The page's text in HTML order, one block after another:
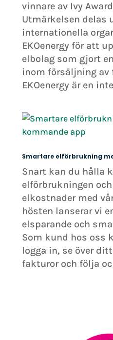
vinnare av Ivy
Utmärkelsen delas
internationella
EKOenergy för att
elbolag som gjort
inom försäljning av
EKOenergy är en
Smartare elförbrukning
Snart kan du hålla
elförbrukningen
elkostnader med
hösten lanserar vi
elsparande och
Som kund hos oss
logga in, se över
fakturor och följa